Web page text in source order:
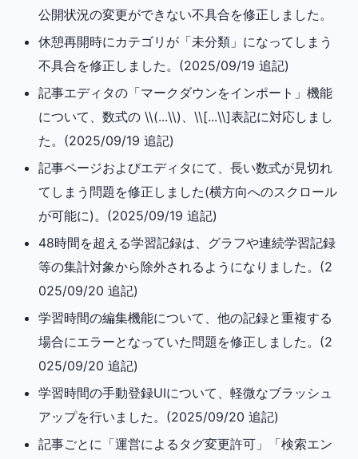
公開状況の変更ができない不具合を修正しました。
休憩再開時にカテゴリが「未分類」になってしまう
不具合を修正しました。(2025/09/19 追記)
記事エディタの「マークダウンをインポート」機能
について、数式の \\(...\\)、\\[...\\]表記に対応しまし
た。(2025/09/19 追記)
記事ページおよびエディタにて、長い数式が見切れ
てしまう問題を修正しました(横方向へのスクロール
が可能に)。(2025/09/19 追記)
48時間を超える学習記録は、グラフや連続学習記録
等の集計対象から除外されるようになりました。(2
025/09/20 追記)
学習時間の編集機能について、他の記録と重複する
場合にエラーとなっていた問題を修正しました。(2
025/09/20 追記)
学習時間の手動登録UIについて、軽微なブラッシュ
アップを行いました。(2025/09/20 追記)
記事ごとに「運営によるタグ変更許可」「検索エン